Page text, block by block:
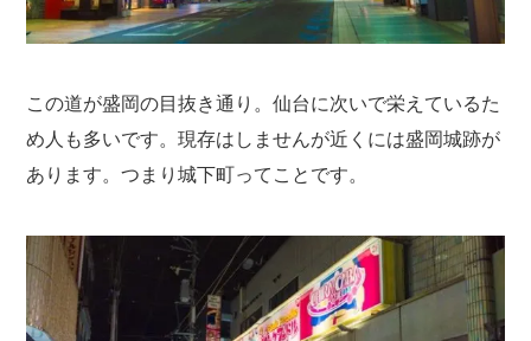
この道が盛岡の目抜き通り。仙台に次いで栄えているた
め人も多いです。現存はしませんが近くには盛岡城跡が
あります。つまり城下町ってことです。